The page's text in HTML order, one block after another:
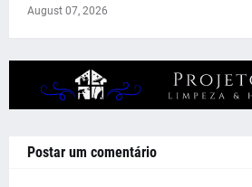
August 07, 2026
Postar um comentário